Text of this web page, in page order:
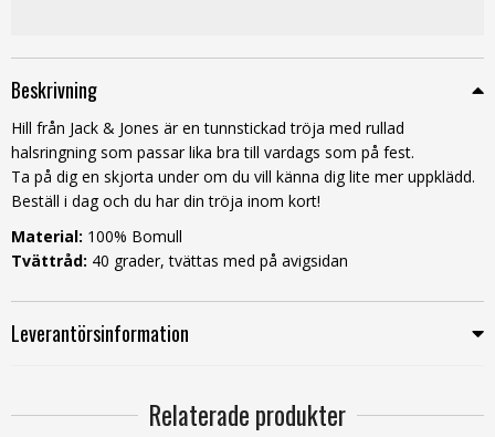
Beskrivning
Hill från Jack & Jones är en tunnstickad tröja med rullad
halsringning som passar lika bra till vardags som på fest.
Ta på dig en skjorta under om du vill känna dig lite mer uppklädd.
Beställ i dag och du har din tröja inom kort!
Material: 100% Bomull
Tvättråd: 40 grader, tvättas med på avigsidan
Leverantörsinformation
Relaterade produkter